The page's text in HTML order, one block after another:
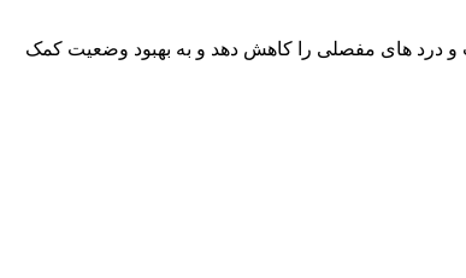
و درد های مفصلی را کاهش دهد و به بهبود وضعیت کمک